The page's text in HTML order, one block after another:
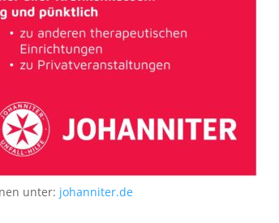
unter: johanniter.de